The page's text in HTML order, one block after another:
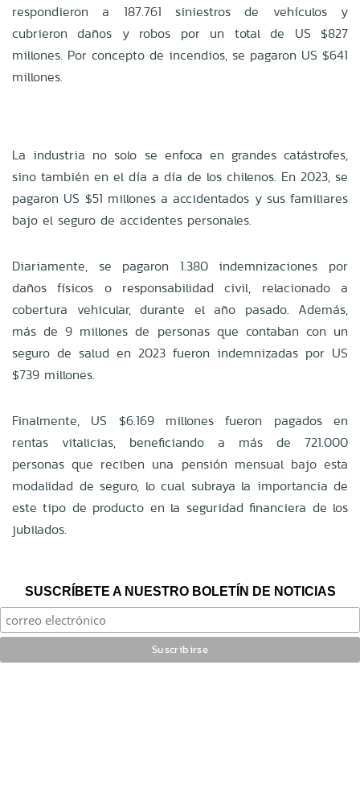
respondieron a 187.761 siniestros de vehículos y
cubrieron daños y robos por un total de US $827
millones. Por concepto de incendios, se pagaron US $641
millones.
La industria no solo se enfoca en grandes catástrofes,
sino también en el día a día de los chilenos. En 2023, se
pagaron US $51 millones a accidentados y sus familiares
bajo el seguro de accidentes personales.
Diariamente, se pagaron 1.380 indemnizaciones por
daños físicos o responsabilidad civil, relacionado a
cobertura vehicular, durante el año pasado. Además,
más de 9 millones de personas que contaban con un
seguro de salud en 2023 fueron indemnizadas por US
$739 millones.
Finalmente, US $6.169 millones fueron pagados en
rentas vitalicias, beneficiando a más de 721.000
personas que reciben una pensión mensual bajo esta
modalidad de seguro, lo cual subraya la importancia de
este tipo de producto en la seguridad financiera de los
jubilados.
SUSCRÍBETE A NUESTRO BOLETÍN DE NOTICIAS